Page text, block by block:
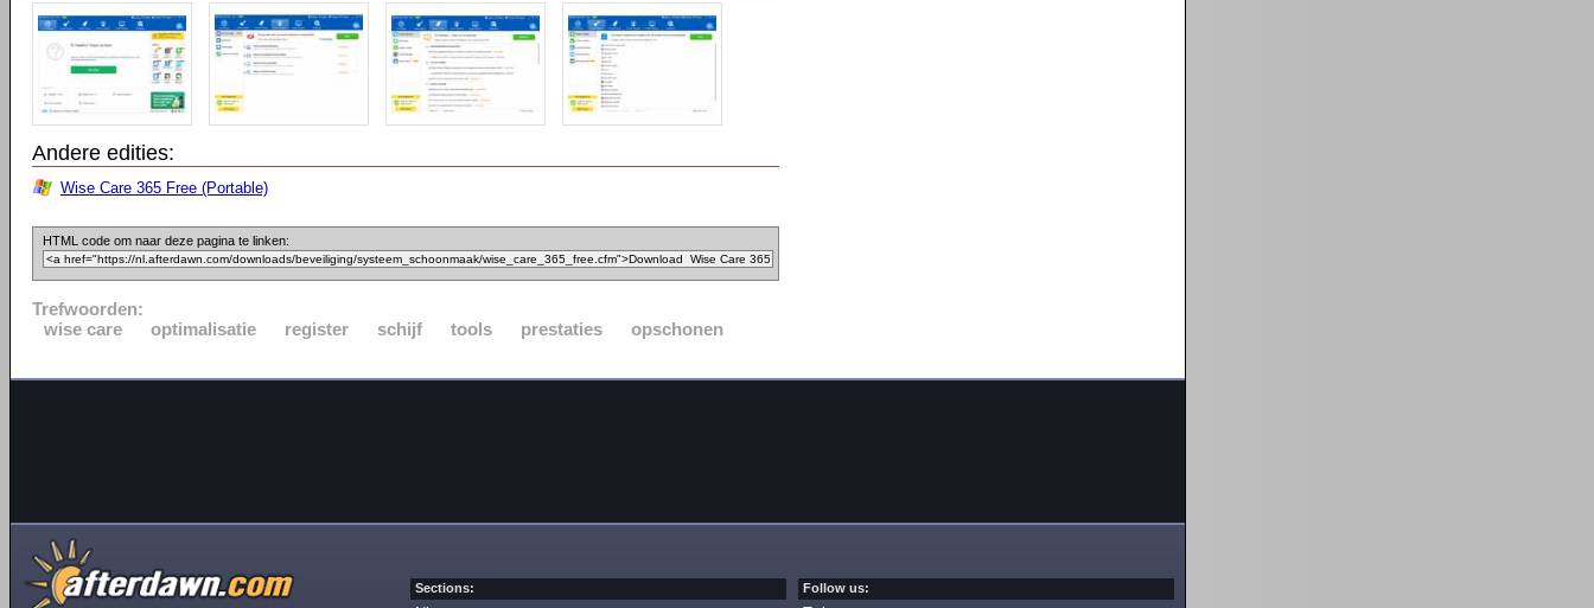
Andere edities:
Wise Care 365 Free (Portable)
HTML code om naar deze pagina te linken:
Trefwoorden:
wise care
optimalisatie register schijf tools prestaties opschonen
Sections: Follow us: